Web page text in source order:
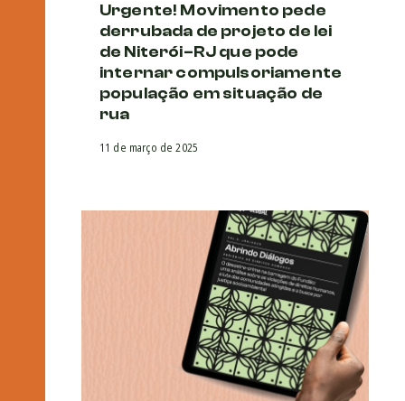
Urgente! Movimento pede
derrubada de projeto de lei
de Niterói–RJ que pode
internar compulsoriamente
população em situação de
rua
11 de março de 2025